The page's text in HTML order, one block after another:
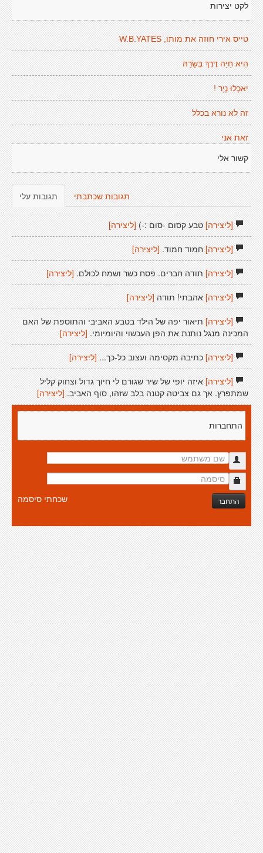
לקט יצירות
טייס אירי חוזה את מותו, W.B.YATES
הִיא חַיָּה דֶּרֶךְ בְּשָׂרָהּ
יֹאכְלוּ נְיָר !
זה לא נורא בכלל
זאת אני
קשור אלי
תגובות עלי תגובות שכתבתי
[ליצירה]טבע קסום -סום :-) [ליצירה]
[ליצירה]חמוד חמוד. [ליצירה]
[ליצירה]תודה חברים. פסח כשר ושמח לכולם. [ליצירה]
[ליצירה]אהבתי! תודה [ליצירה]
[ליצירה]תיאור יפה של הילד בטבע האביבי והתוספת של האם
המכינה מנגל נותנת את הפן העכשוי והיומיומי. [ליצירה]
[ליצירה]כתיבה מקסימה ועצוב כל-כך... [ליצירה]
[ליצירה]איזה יופי של שיר שגורם לי חיוך גדול וצחוק קליל
שמתפרץ. אך גם צביטה קטנה בלב שזהו, סוף האביב. [ליצירה]
התחברות
התחבר שכחתי סיסמה